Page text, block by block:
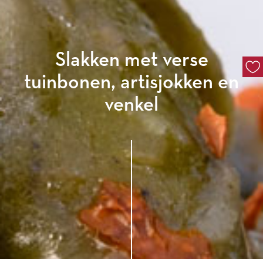
Slakken met verse
tuinbonen, artisjokken en
venkel